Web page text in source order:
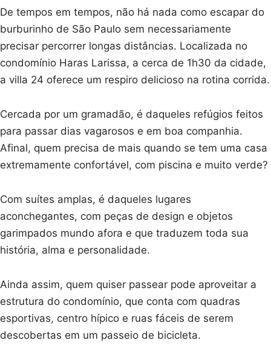
De tempos em tempos, não há nada como escapar do
burburinho de São Paulo sem necessariamente
precisar percorrer longas distâncias. Localizada no
condomínio Haras Larissa, a cerca de 1h30 da cidade,
a villa 24 oferece um respiro delicioso na rotina corrida.
Cercada por um gramadão, é daqueles refúgios feitos
para passar dias vagarosos e em boa companhia.
Afinal, quem precisa de mais quando se tem uma casa
extremamente confortável, com piscina e muito verde?
Com suítes amplas, é daqueles lugares
aconchegantes, com peças de design e objetos
garimpados mundo afora e que traduzem toda sua
história, alma e personalidade.
Ainda assim, quem quiser passear pode aproveitar a
estrutura do condomínio, que conta com quadras
esportivas, centro hípico e ruas fáceis de serem
descobertas em um passeio de bicicleta.